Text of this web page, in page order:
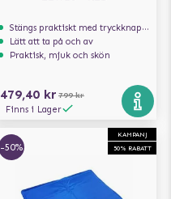
Stängs praktiskt med tryckknappar
Lätt att ta på och av
Praktisk, mjuk och skön
479,40 kr 799 kr
Finns i Lager
KAMPANJ
50% RABATT
-50%